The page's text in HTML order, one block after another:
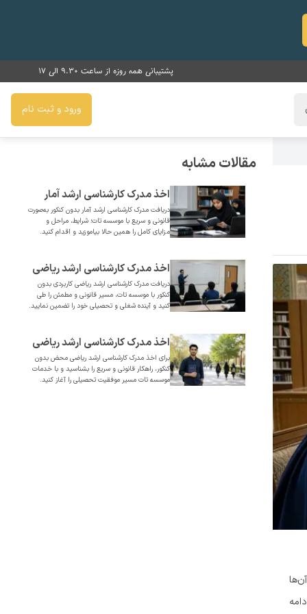
پشتیبانی همه روزه از ساعت 9.30 الی 17
ورود و ثبت نام
مقالات مشابه
اخذ مدرک کارشناسی ارشد آمار
قانونی و فوری بدون کنکور
دریافت مدرک کارشناسی ارشد آمار بدون کنکور به‌صورت
قانونی و سریع با موسسه تات؛ شرایط، مراحل و
مزایای کامل را همین حالا بیاموزید و اقدام کنید.
اخذ مدرک کارشناسی ارشد ریاضی
کاربردی قانونی و فوری بدون
کنکور
دریافت مدرک کارشناسی ارشد ریاضی کاربردی بدون
کنکور با موسسه تات، مسیر قانونی و مطمئن را طی
کنید و آینده شغلی و تحصیلی خود را تضمین نمایید.
اخذ مدرک کارشناسی ارشد ریاضی
محض قانونی و فوری بدون کنکور
برای اخذ مدرک کارشناسی ارشد ریاضی محض بدون
کنکور، راهکار قانونی و سریع را بشناسید و با خدمات
موسسه تات مسیر موفقیت تحصیلی را آغاز کنید.